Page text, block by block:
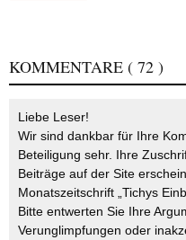
KOMMENTARE ( 72 )
Liebe Leser!
Wir sind dankbar für Ihre
Beteiligung sehr. Ihre
Beiträge auf der Site
Monatszeitschrift „Tichys
Bitte entwerten Sie Ihre
Verunglimpfungen oder